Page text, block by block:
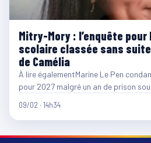
Mitry-Mory : l’enquête
scolaire classée sans
de Camélia
À lire égalementMarine Le Pen
pour 2027 malgré un an de prison
09/02 · 14h34